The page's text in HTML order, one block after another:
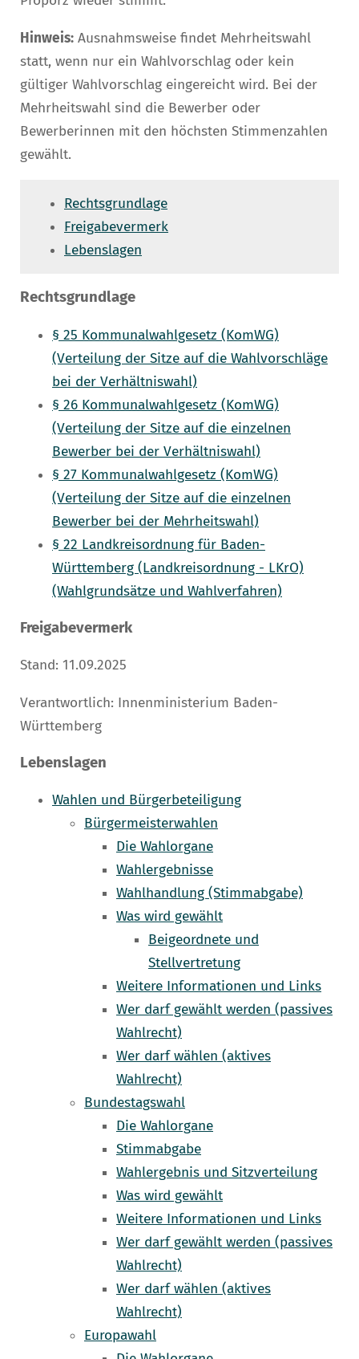
Hinweis: Ausnahmsweise findet Mehrheitswahl
statt, wenn nur ein Wahlvorschlag oder kein
gültiger Wahlvorschlag eingereicht wird. Bei der
Mehrheitswahl sind die Bewerber oder
Bewerberinnen mit den höchsten Stimmenzahlen
gewählt.
Rechtsgrundlage
Freigabevermerk
Lebenslagen
Rechtsgrundlage
§ 25 Kommunalwahlgesetz (KomWG)
(Verteilung der Sitze auf die Wahlvorschläge
bei der Verhältniswahl)
§ 26 Kommunalwahlgesetz (KomWG)
(Verteilung der Sitze auf die einzelnen
Bewerber bei der Verhältniswahl)
§ 27 Kommunalwahlgesetz (KomWG)
(Verteilung der Sitze auf die einzelnen
Bewerber bei der Mehrheitswahl)
§ 22 Landkreisordnung für Baden-
Württemberg (Landkreisordnung - LKrO)
(Wahlgrundsätze und Wahlverfahren)
Freigabevermerk
Stand: 11.09.2025
Verantwortlich: Innenministerium Baden-
Württemberg
Lebenslagen
Wahlen und Bürgerbeteiligung
Bürgermeisterwahlen
Die Wahlorgane
Wahlergebnisse
Wahlhandlung (Stimmabgabe)
Was wird gewählt
Beigeordnete und
Stellvertretung
Weitere Informationen und Links
Wer darf gewählt werden (passives
Wahlrecht)
Wer darf wählen (aktives
Wahlrecht)
Bundestagswahl
Die Wahlorgane
Stimmabgabe
Wahlergebnis und Sitzverteilung
Was wird gewählt
Weitere Informationen und Links
Wer darf gewählt werden (passives
Wahlrecht)
Wer darf wählen (aktives
Wahlrecht)
Europawahl